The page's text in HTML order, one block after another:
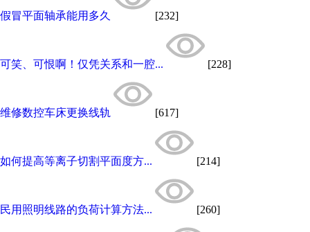
假冒平面轴承能用多久 [232]
可笑、可恨啊！仅凭关系和一腔... [228]
维修数控车床更换线轨 [617]
如何提高等离子切割平面度方... [214]
民用照明线路的负荷计算方法... [260]